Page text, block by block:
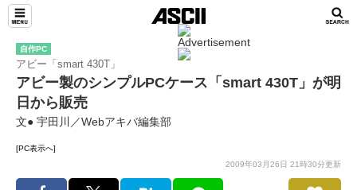
自作PC
アビー「smart 430T」
アビー製のシンプルPCケース「smart 430T」が明
日から販売
文● 宇田川／Webアキバ編集部
[PC表示へ]
2009年03月26日 21時30分更新